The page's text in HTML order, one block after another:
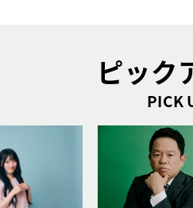
ピック
PICK